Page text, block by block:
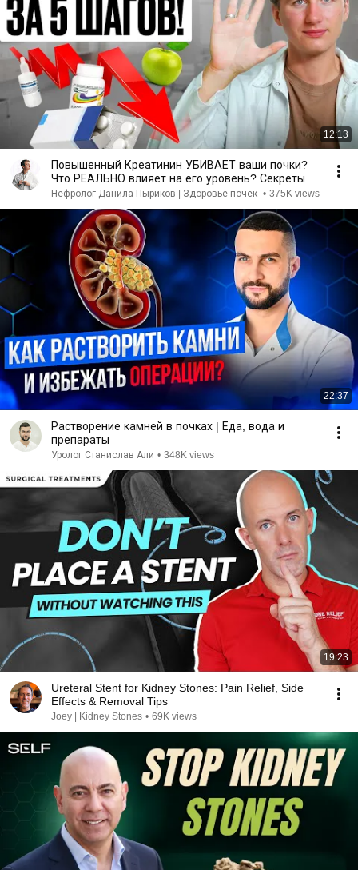
12:13
Повышенный Креатинин УБИВАЕТ ваши почки?
Что РЕАЛЬНО влияет на его уровень? Секреты
от нефролога
Нефролог Данила Пыриков | Здоровье почек • 375K views
22:37
Растворение камней в почках | Еда, вода и
препараты
Уролог Станислав Али • 348K views
19:23
Ureteral Stent for Kidney Stones: Pain Relief, Side
Effects & Removal Tips
Joey | Kidney Stones • 69K views